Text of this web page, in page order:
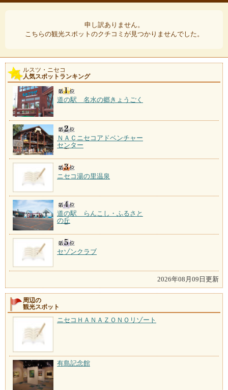
申し訳ありません。
こちらの観光スポットのクチコミが見つかりませんでした。
ルスツ・ニセコ
人気スポットランキング
道の駅 名水の郷きょうごく
ＮＡＣニセコアドベンチャー
センター
ニセコ湯の里温泉
道の駅 らんこし・ふるさと
の丘
セゾンクラブ
2026年08月09日更新
周辺の
観光スポット
ニセコＨＡＮＡＺＯＮＯリゾート
有島記念館